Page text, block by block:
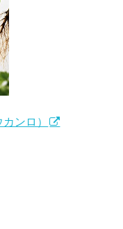
ンロ）